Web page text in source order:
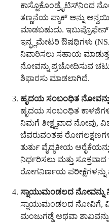
ಕಾಸ್ಟೊಕೊಂಡ್ರೈಟಿಸ್‌ನಿಂದ
ತಣ್ಣನೆಯ ಪ್ಯಾಕ್ ಅನ್ನು
ಮಾಡಬಹುದು.
ಇನ್ಫ್ಲಮೇಟರಿ ಔಷಧಿಗಳು
ನಿವಾರಿಸಲು ಸಹಾಯ
ನೋವನ್ನು ಪ್ರಚೋದಿಸುವ
ಶಿಫಾರಸು ಮಾಡಲಾಗಿದೆ.
ಹೃದಯ ಸಂಬಂಧಿತ ನೋವನ್ನು
ಹೃದಯ ಸಂಬಂಧಿತ
ನಿಮಗೆ ತೀಕ್ಷ್ಣವಾದ ನೋವು,
ಬೆವರುವಂತಹ
ತುರ್ತು ವೈದ್ಯಕೀಯ
ನಿರ್ಧರಿಸಲು ಮತ್ತು ಸೂಕ್ತವಾದ
ರೋಗನಿರ್ಣಯ ಪರೀಕ್ಷೆಗಳನ್ನು
ಸ್ನಾಯುಮಂಡಲದ ನೋವನ್ನು
ಸ್ನಾಯುಮಂಡಲದ ನೋವಿಗೆ,
ಮಂಜುಗಡ್ಡೆ ಅಥವಾ